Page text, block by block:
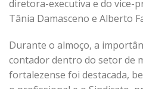
diretora-executiva e do vice-
Tânia Damasceno e Alberto
Durante o almoço, a
contador dentro do setor de
fortalezense foi destacada,